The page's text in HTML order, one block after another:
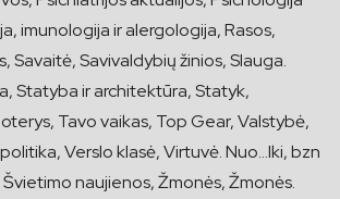
imunologija ir alergologija, Rasos,
Savaitė, Savivaldybių žinios, Slauga.
Statyba ir architektūra, Statyk,
Tavo vaikas, Top Gear, Valstybė,
Verslo klasė, Virtuvė. Nuo…Iki, bzn
naujienos, Žmonės, Žmonės.